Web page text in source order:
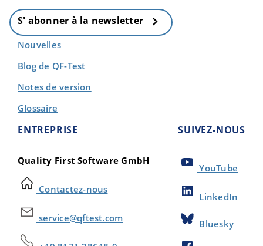
S' abonner à la newsletter
Nouvelles
Blog de QF-Test
Notes de version
Glossaire
ENTREPRISE
Quality First Software GmbH
Contactez-nous
service@qftest.com
SUIVEZ-NOUS
YouTube
LinkedIn
Bluesky